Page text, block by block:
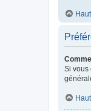
Haut
Si vous
Haut